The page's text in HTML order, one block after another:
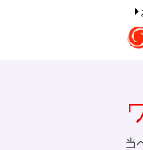
当